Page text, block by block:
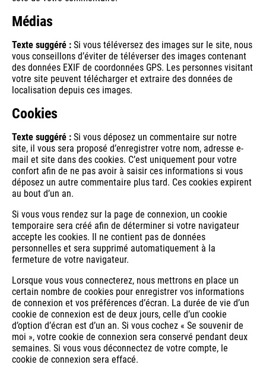
Médias
Texte suggéré : Si vous téléversez des images sur le site, nous
vous conseillons d’éviter de téléverser des images contenant
des données EXIF de coordonnées GPS. Les personnes visitant
votre site peuvent télécharger et extraire des données de
localisation depuis ces images.
Cookies
Texte suggéré : Si vous déposez un commentaire sur notre
site, il vous sera proposé d’enregistrer votre nom, adresse e-
mail et site dans des cookies. C’est uniquement pour votre
confort afin de ne pas avoir à saisir ces informations si vous
déposez un autre commentaire plus tard. Ces cookies expirent
au bout d’un an.
Si vous vous rendez sur la page de connexion, un cookie
temporaire sera créé afin de déterminer si votre navigateur
accepte les cookies. Il ne contient pas de données
personnelles et sera supprimé automatiquement à la
fermeture de votre navigateur.
Lorsque vous vous connecterez, nous mettrons en place un
certain nombre de cookies pour enregistrer vos informations
de connexion et vos préférences d’écran. La durée de vie d’un
cookie de connexion est de deux jours, celle d’un cookie
d’option d’écran est d’un an. Si vous cochez « Se souvenir de
moi », votre cookie de connexion sera conservé pendant deux
semaines. Si vous vous déconnectez de votre compte, le
cookie de connexion sera effacé.